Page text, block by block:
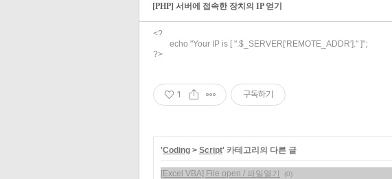
[PHP] 서버에 접속한 장치의 IP 얻기
<?
echo "Your IP is [ ".$_SERVER['REMOTE_ADDR']." ]";
?>
1 구독하기
'Coding > Script' 카테고리의 다른 글
[Excel VBA] File open / 파일열기 (0)